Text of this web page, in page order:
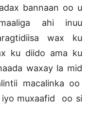
bannaan oo u
ahi inuu
wax ku
ku diido ama ku
waxay la mid
macalinka oo
iyo muxaafid oo si